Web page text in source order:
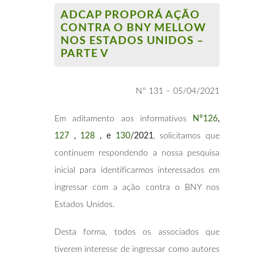
ADCAP PROPORÁ AÇÃO
CONTRA O BNY MELLOW
NOS ESTADOS UNIDOS –
PARTE V
Nº 131 – 05/04/2021
Em aditamento aos informativos Nº126,
127 , 128 , e 130/2021 , solicitamos que
continuem respondendo a nossa pesquisa
inicial para identificarmos interessados em
ingressar com a ação contra o BNY nos
Estados Unidos.
Desta forma, todos os associados que
tiverem interesse de ingressar como autores